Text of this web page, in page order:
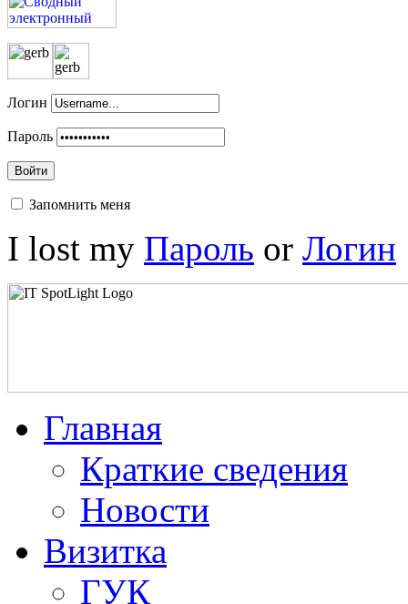
Логин
Пароль
Войти
Запомнить меня
I lost my Пароль or Логин
Главная
Краткие сведения
Новости
Визитка
ГУК